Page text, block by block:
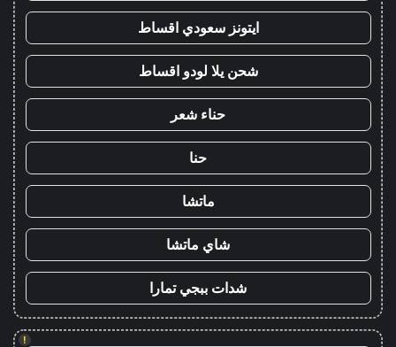
ايتونز سعودي اقساط
شحن يلا لودو اقساط
حناء شعر
حنا
ماتشا
شاي ماتشا
شدات ببجي تمارا
!